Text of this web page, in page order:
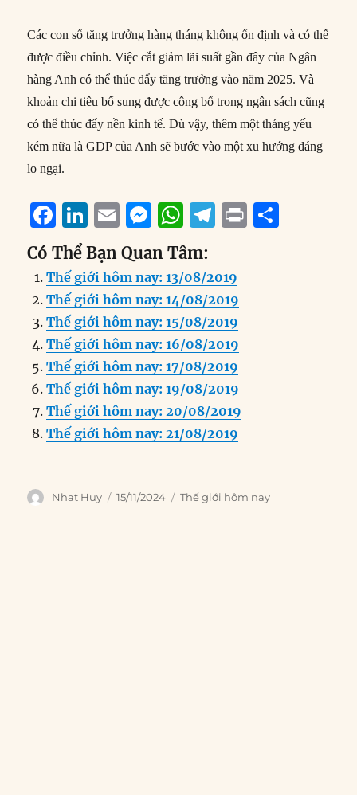
Các con số tăng trưởng hàng tháng không ổn định và có thể
được điều chỉnh. Việc cắt giảm lãi suất gần đây của Ngân
hàng Anh có thể thúc đẩy tăng trưởng vào năm 2025. Và
khoản chi tiêu bổ sung được công bố trong ngân sách cũng
có thể thúc đẩy nền kinh tế. Dù vậy, thêm một tháng yếu
kém nữa là GDP của Anh sẽ bước vào một xu hướng đáng
lo ngại.
F
a
c
e
b
o
o
k
Li
n
k
e
d
I
n
E
m
ai
l
M
ss
e
n
g
er
W
h
at
s
A
p
p
T
e
g
r
a
m
P
Có Thể Bạn Quan Tâm:
Thế giới hôm nay: 13/08/2019
Thế giới hôm nay: 14/08/2019
Thế giới hôm nay: 15/08/2019
Thế giới hôm nay: 16/08/2019
Thế giới hôm nay: 17/08/2019
Thế giới hôm nay: 19/08/2019
Thế giới hôm nay: 20/08/2019
Thế giới hôm nay: 21/08/2019
Author
Nhat Huy
Posted
15/11/2024 Categories
Thế giới hôm nay